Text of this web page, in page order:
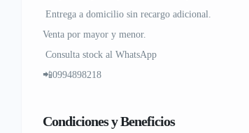
Entrega a domicilio sin recargo adicional.
Venta por mayor y menor.
Consulta stock al WhatsApp
📲0994898218
Condiciones y Beneficios